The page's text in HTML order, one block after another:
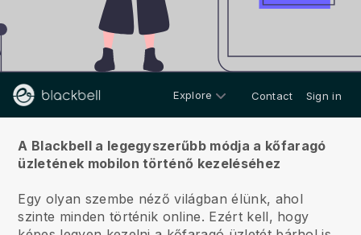
Explore Contact Sign in
A Blackbell a legegyszerűbb módja a kőfaragó
üzletének mobilon történő kezeléséhez
Egy olyan szembe néző világban élünk, ahol
szinte minden történik online. Ezért kell, hogy